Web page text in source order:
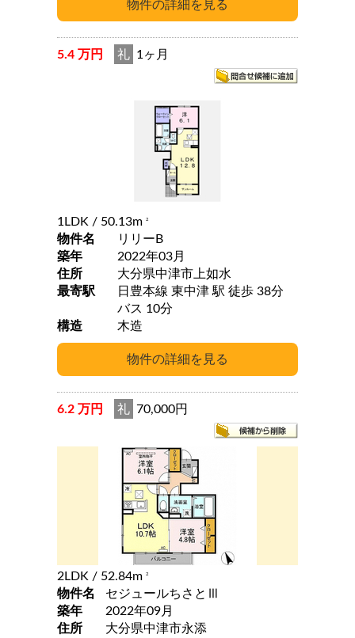
5.4 万円 礼 1ヶ月
1LDK / 50.13m 2
物件名
リリーB
築年
2022年03月
住所
大分県中津市上如水
最寄駅
日豊本線 東中津 駅 徒歩 38分
バス 10分
構造
木造
6.2 万円 礼 70,000円
2LDK / 52.84m 2
物件名
セジュールちさとⅢ
築年
2022年09月
住所
大分県中津市永添